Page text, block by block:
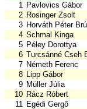
1 Pavlovics Gábor
2 Rosinger Zsolt
3 Horváth Péter
4 Schmal Kinga
5 Péley Dorottya
6 Turcsánné Cseh
7 Németh Ferenc
8 Lipp Gábor
9 Müller Júlia
10 Rácz Róbert
11 Egédi Gergő